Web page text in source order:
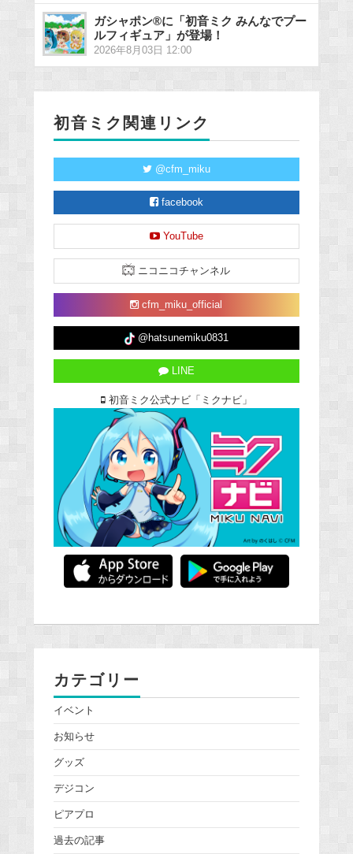
ガシャポン®に「初音ミク みんなでプー
ルフィギュア」が登場！
2026年8月03日 12:00
初音ミク関連リンク
@cfm_miku
facebook
YouTube
ニコニコチャンネル
cfm_miku_official
@hatsunemiku0831
LINE
初音ミク公式ナビ「ミクナビ」
カテゴリー
イベント
お知らせ
グッズ
デジコン
ピアプロ
過去の記事